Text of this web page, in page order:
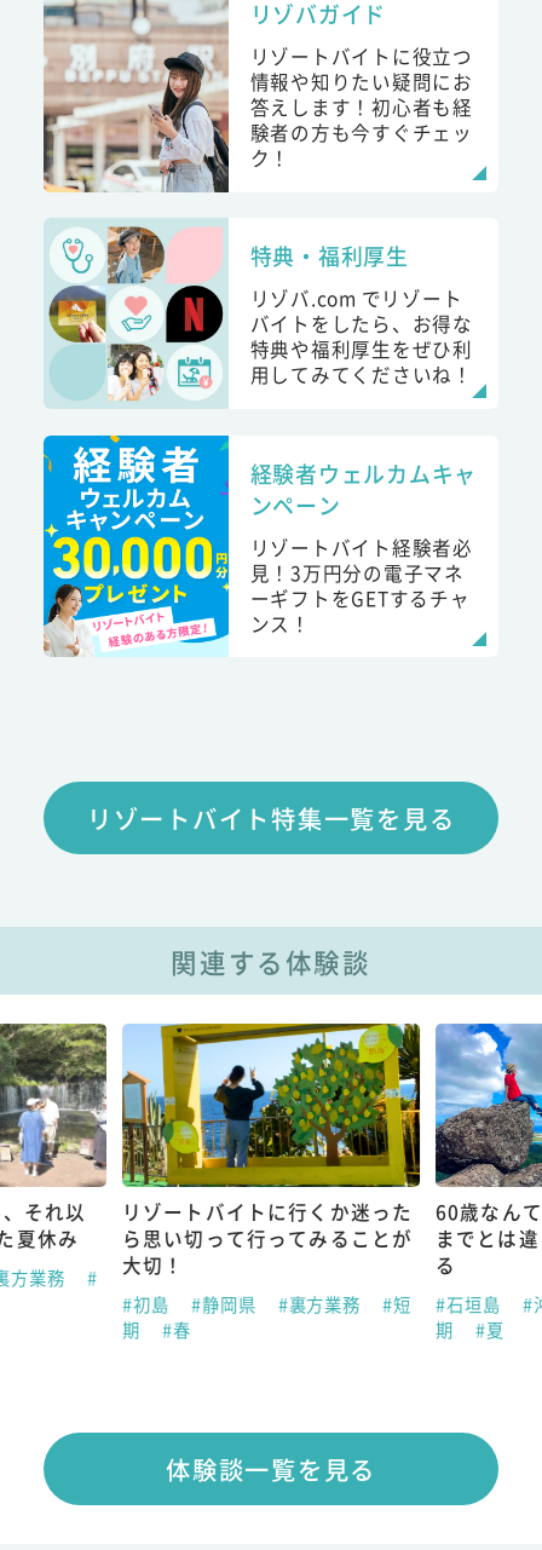
リゾバガイド
リゾートバイトに役立つ
情報や知りたい疑問にお
答えします！初心者も経
験者の方も今すぐチェッ
ク！
特典・福利厚生
リゾバ.com でリゾート
バイトをしたら、お得な
特典や福利厚生をぜひ利
用してみてくださいね！
経験者ウェルカムキャ
ンペーン
リゾートバイト経験者必
見！3万円分の電子マネ
ーギフトをGETするチャ
ンス！
リゾートバイト特集一覧を見る
関連する体験談
それ以
夏休み
方業務 #
リゾートバイトに行くか迷った
ら思い切って行ってみることが
大切！
#初島 #静岡県 #裏方業務
#短
期
#春
60歳なん
までとは
る
#石垣島
#
期
#夏
体験談一覧を見る